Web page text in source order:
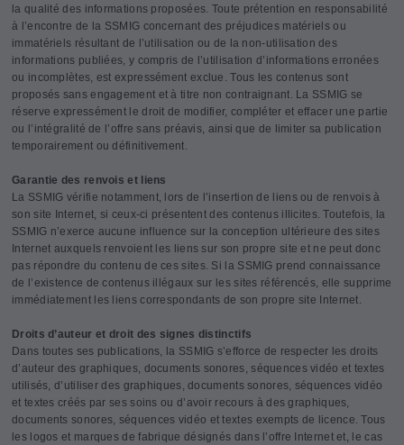
la qualité des informations proposées. Toute prétention en responsabilité
à l’encontre de la SSMIG concernant des préjudices matériels ou
immatériels résultant de l’utilisation ou de la non-utilisation des
informations publiées, y compris de l’utilisation d’informations erronées
ou incomplètes, est expressément exclue. Tous les contenus sont
proposés sans engagement et à titre non contraignant. La SSMIG se
réserve expressément le droit de modifier, compléter et effacer une partie
ou l’intégralité de l’offre sans préavis, ainsi que de limiter sa publication
temporairement ou définitivement.
Garantie des renvois et liens
La SSMIG vérifie notamment, lors de l’insertion de liens ou de renvois à
son site Internet, si ceux-ci présentent des contenus illicites. Toutefois, la
SSMIG n’exerce aucune influence sur la conception ultérieure des sites
Internet auxquels renvoient les liens sur son propre site et ne peut donc
pas répondre du contenu de ces sites. Si la SSMIG prend connaissance
de l’existence de contenus illégaux sur les sites référencés, elle supprime
immédiatement les liens correspondants de son propre site Internet.
Droits d’auteur et droit des signes distinctifs
Dans toutes ses publications, la SSMIG s’efforce de respecter les droits
d’auteur des graphiques, documents sonores, séquences vidéo et textes
utilisés, d’utiliser des graphiques, documents sonores, séquences vidéo
et textes créés par ses soins ou d’avoir recours à des graphiques,
documents sonores, séquences vidéo et textes exempts de licence. Tous
les logos et marques de fabrique désignés dans l’offre Internet et, le cas